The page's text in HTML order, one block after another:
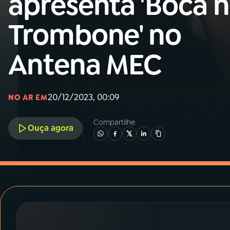
01INÍCIO
02A RÁDIO
03PROGRAMAÇÃO
04PROGRAMAS
05PODCASTS
Trombone' no
Antena MEC
NO AR EM20/12/2023, 00:09
Ouça agora
Compartilhe